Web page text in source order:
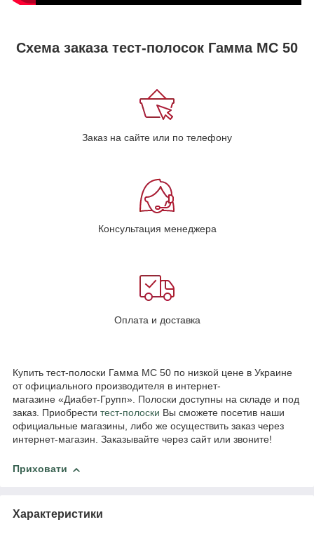
Схема заказа тест-полосок Гамма МС 50
Заказ на сайте или по телефону
Консультация менеджера
Оплата и доставка
Купить тест-полоски Гамма МС 50 по низкой цене в Украине
от официального производителя в интернет-
магазине «Диабет-Групп». Полоски доступны на складе и под
заказ. Приобрести тест-полоски Вы сможете посетив наши
официальные магазины, либо же осуществить заказ через
интернет-магазин. Заказывайте через сайт или звоните!
Приховати
Характеристики